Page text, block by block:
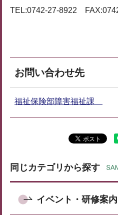
TEL:0742-27-8922
お問い合わせ先
福祉保険部障害福祉課
同じカテゴリから探す
イベント・研修案内